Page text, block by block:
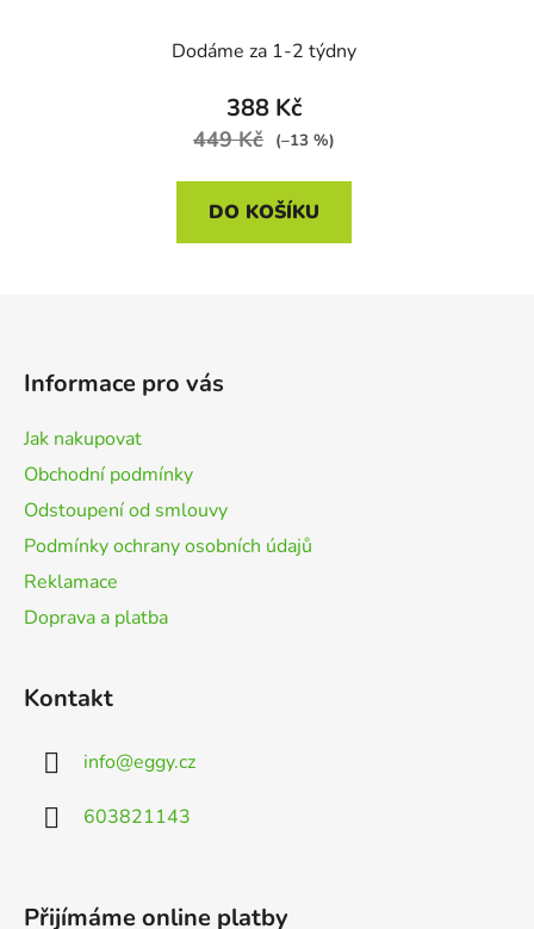
Dodáme za 1-2 týdny
388 Kč
449 Kč (–13 %)
DO KOŠÍKU
Informace pro vás
Jak nakupovat
Obchodní podmínky
Odstoupení od smlouvy
Podmínky ochrany osobních údajů
Reklamace
Doprava a platba
Kontakt
info@eggy.cz
603821143
Přijímáme online platby